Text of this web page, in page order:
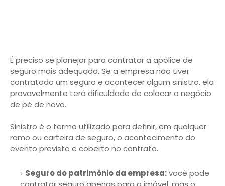
É preciso se planejar para contratar a apólice de
seguro mais adequada. Se a empresa não tiver
contratado um seguro e acontecer algum sinistro, ela
provavelmente terá dificuldade de colocar o negócio
de pé de novo.
Sinistro é o termo utilizado para definir, em qualquer
ramo ou carteira de seguro, o acontecimento do
evento previsto e coberto no contrato.
Seguro do patrimônio da empresa:você pode